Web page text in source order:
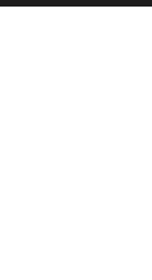
漫佈在空間的療